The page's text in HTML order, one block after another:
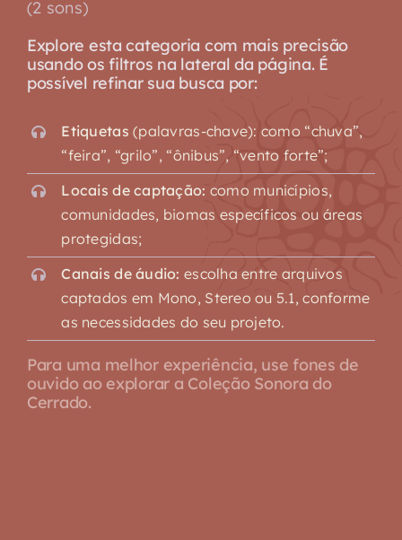
(2 sons)
Explore esta categoria com mais precisão
usando os filtros na lateral da página. É
possível refinar sua busca por:
Etiquetas (palavras-chave): como “chuva”,
“feira”, “grilo”, “ônibus”, “vento forte”;
Locais de captação: como municípios,
comunidades, biomas específicos ou áreas
protegidas;
Canais de áudio: escolha entre arquivos
captados em Mono, Stereo ou 5.1, conforme
as necessidades do seu projeto.
Para uma melhor experiência, use fones de
ouvido ao explorar a Coleção Sonora do
Cerrado.